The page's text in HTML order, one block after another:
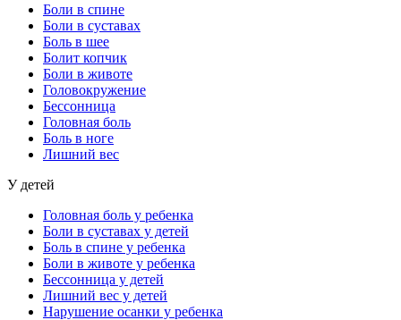
Боли в спине
Боли в суставах
Боль в шее
Болит копчик
Боли в животе
Головокружение
Бессонница
Головная боль
Боль в ноге
Лишний вес
У детей
Головная боль у ребенка
Боли в суставах у детей
Боль в спине у ребенка
Боли в животе у ребенка
Бессонница у детей
Лишний вес у детей
Нарушение осанки у ребенка